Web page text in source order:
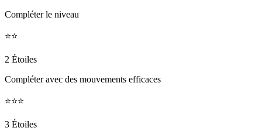
Compléter le niveau
⭐⭐
2 Étoiles
Compléter avec des mouvements efficaces
⭐⭐⭐
3 Étoiles